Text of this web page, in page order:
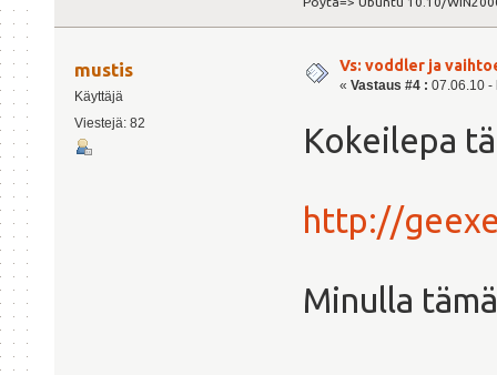
mustis
Käyttäjä
Viestejä: 82
Vs: voddler ja
« Vastaus #4 : 07.06.10 -
Kokeilepa
http://
Minulla